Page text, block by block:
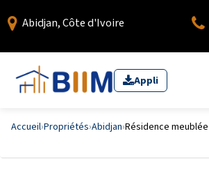
Abidjan, Côte d'Ivoire
Appli
Accueil›Propriétés›Abidjan›Résidence